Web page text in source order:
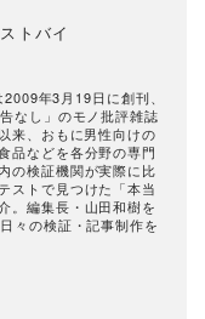
トバイ
年3月19日に創刊、
なし」のモノ批評雑誌
来、おもに男性向けの
品などを各分野の専門
の検証機関が実際に比
ストで見つけた「本当
。編集長・山田和樹を
々の検証・記事制作を